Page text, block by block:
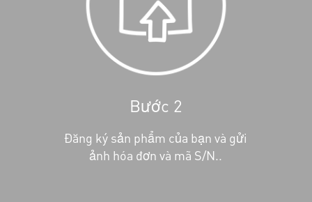
Bước 2
Đăng ký sản phẩm của bạn và gửi
ảnh hóa đơn và mã S/N..